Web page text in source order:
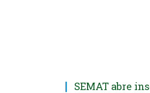
SEMAT abre